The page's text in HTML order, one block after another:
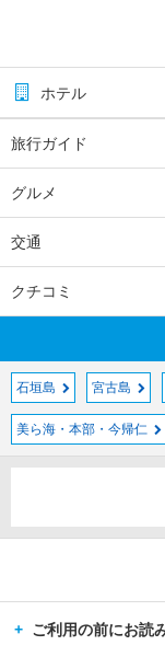
ホテル
旅行ガイド
グルメ
交通
クチコミ
石垣島 宮古島
美ら海・本部・今帰仁
ご利用の前にお読